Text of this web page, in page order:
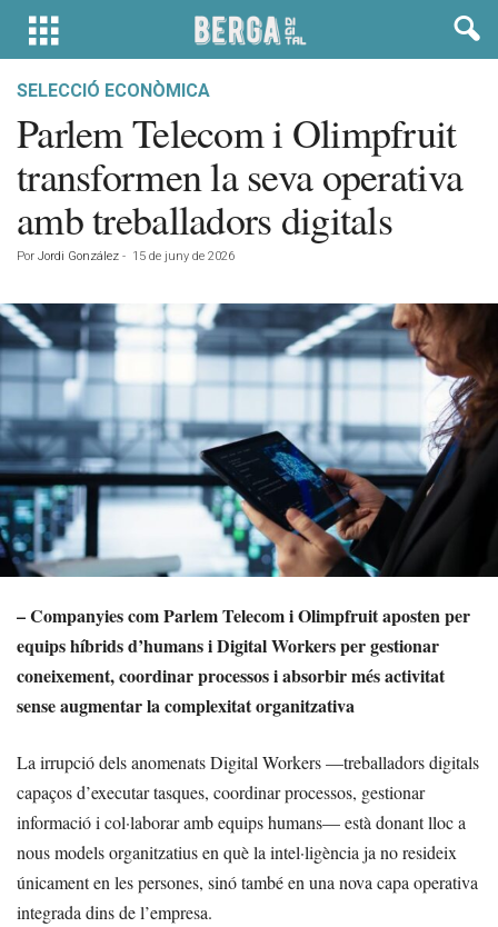
SELECCIÓ ECONÒMICA
Parlem Telecom i Olimpfruit
transformen la seva operativa
amb treballadors digitals
Por Jordi González - 15 de juny de 2026
– Companyies com Parlem Telecom i Olimpfruit aposten per
equips híbrids d’humans i Digital Workers per gestionar
coneixement, coordinar processos i absorbir més activitat
sense augmentar la complexitat organitzativa
La irrupció dels anomenats Digital Workers —treballadors digitals
capaços d’executar tasques, coordinar processos, gestionar
informació i col·laborar amb equips humans— està donant lloc a
nous models organitzatius en què la intel·ligència ja no resideix
únicament en les persones, sinó també en una nova capa operativa
integrada dins de l’empresa.